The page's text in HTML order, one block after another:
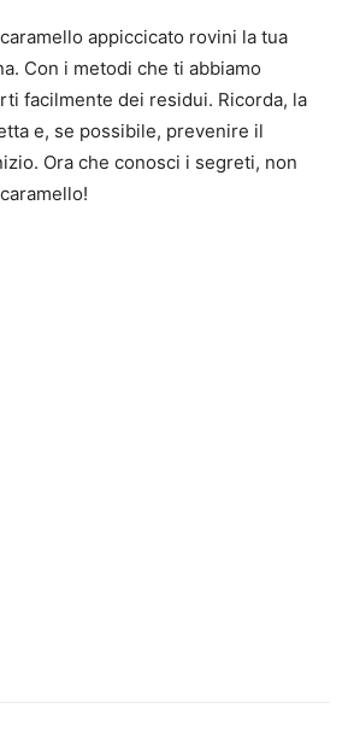
appiccicato rovini la tua
Con i metodi che ti abbiamo
facilmente dei residui. Ricorda, la
e, se possibile, prevenire il
Ora che conosci i segreti, non